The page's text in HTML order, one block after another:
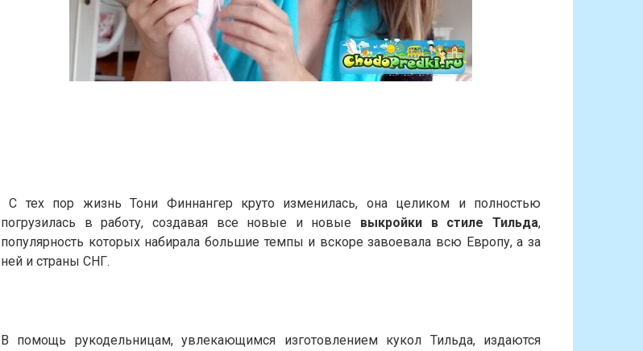
С тех пор жизнь Тони Финнангер круто изменилась, она целиком и полностью
погрузилась в работу, создавая все новые и новые выкройки в стиле Тильда,
популярность которых набирала большие темпы и вскоре завоевала всю Европу, а за
ней и страны СНГ.
В помощь рукодельницам, увлекающимся изготовлением кукол Тильда, издаются